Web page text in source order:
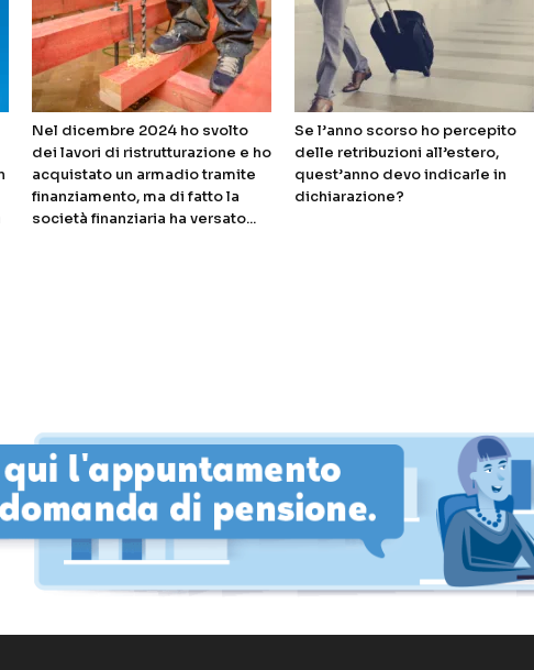
Nel dicembre 2024 ho svolto
dei lavori di ristrutturazione e ho
acquistato un armadio tramite
finanziamento, ma di fatto la
società finanziaria ha versato...
Se l’anno scorso ho percepito
delle retribuzioni all’estero,
quest’anno devo indicarle in
dichiarazione?